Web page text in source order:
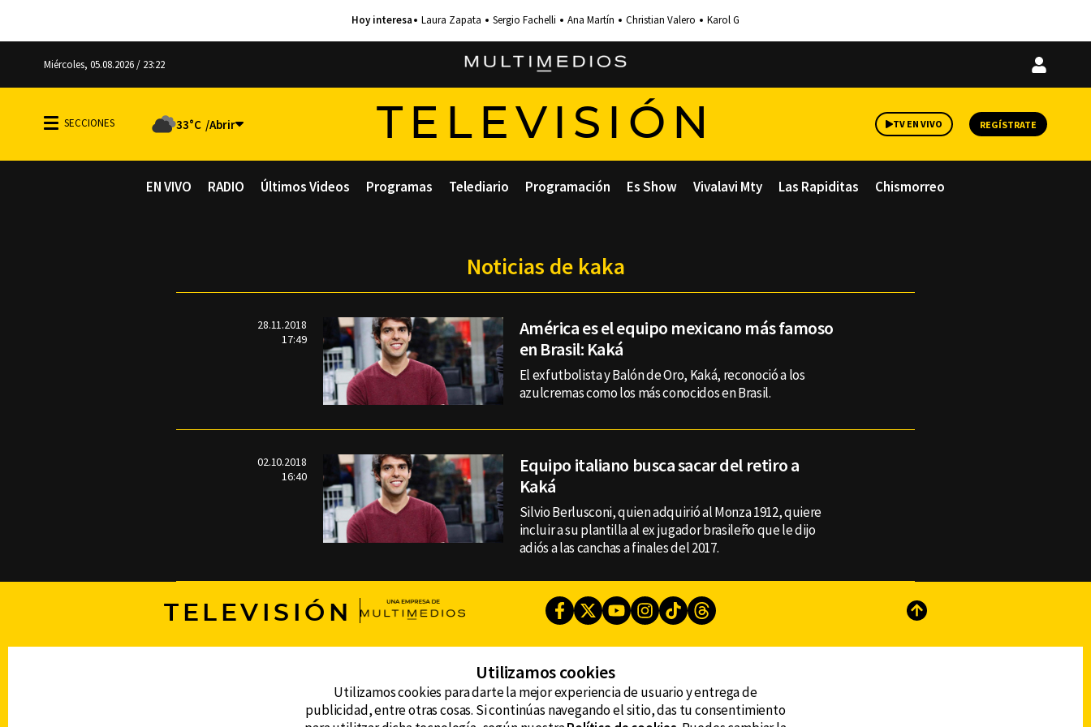
Laura Zapata Sergio Fachelli Ana Martín Christian Valero Karol G
Miércoles, 05.08.2026 / 23:22
Iniciar
33°C TELEVISIÓN TV EN VIVO REGÍSTRATE
EN VIVO RADIO Últimos Videos Programas Telediario Programación Es Show Vivalavi Mty Las Rapiditas Chismorreo
Noticias de kaka
28.11.2018
17:49
América es el equipo mexicano más famoso
en Brasil: Kaká
El exfutbolista y Balón de Oro, Kaká, reconoció a los
azulcremas como los más conocidos en Brasil.
02.10.2018
16:40
Equipo italiano busca sacar del retiro a
Kaká
Silvio Berlusconi, quien adquirió al Monza 1912, quiere
incluir a su plantilla al ex jugador brasileño que le dijo
adiós a las canchas a finales del 2017.
TELEVISIÓN Facebook
TwitterYoutubeInstagram
TikTokThreads Subir
Prohibida la reproducción total o parcial, incluyendo
cualquier medio electrónico o magnético.
CONTACTO
AVISO DE PRIVACIDAD
AVISO LEGAL
DEFENSORÍA DE LAS AUDIENCIAS
Utilizamos cookies
Utilizamos cookies para darte la mejor experiencia de usuario y entrega de
publicidad, entre otras cosas. Si continúas navegando el sitio, das tu consentimiento